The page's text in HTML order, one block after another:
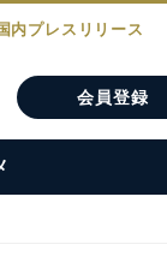
内プレスリリース
会員登録